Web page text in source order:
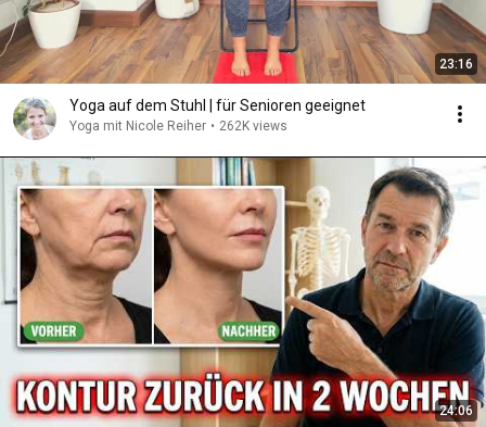
23:16
Yoga auf dem Stuhl | für Senioren geeignet
Yoga mit Nicole Reiher • 262K views
24:06